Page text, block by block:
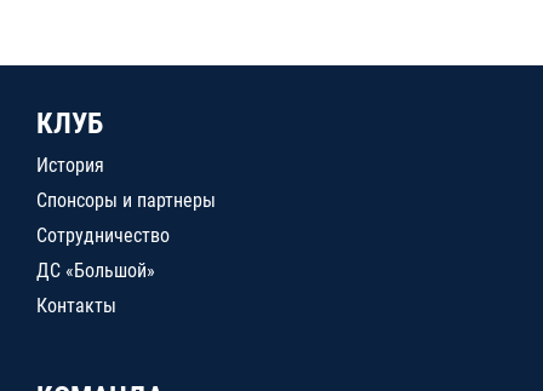
КЛУБ
История
Спонсоры и партнеры
Сотрудничество
ДС «Большой»
Контакты